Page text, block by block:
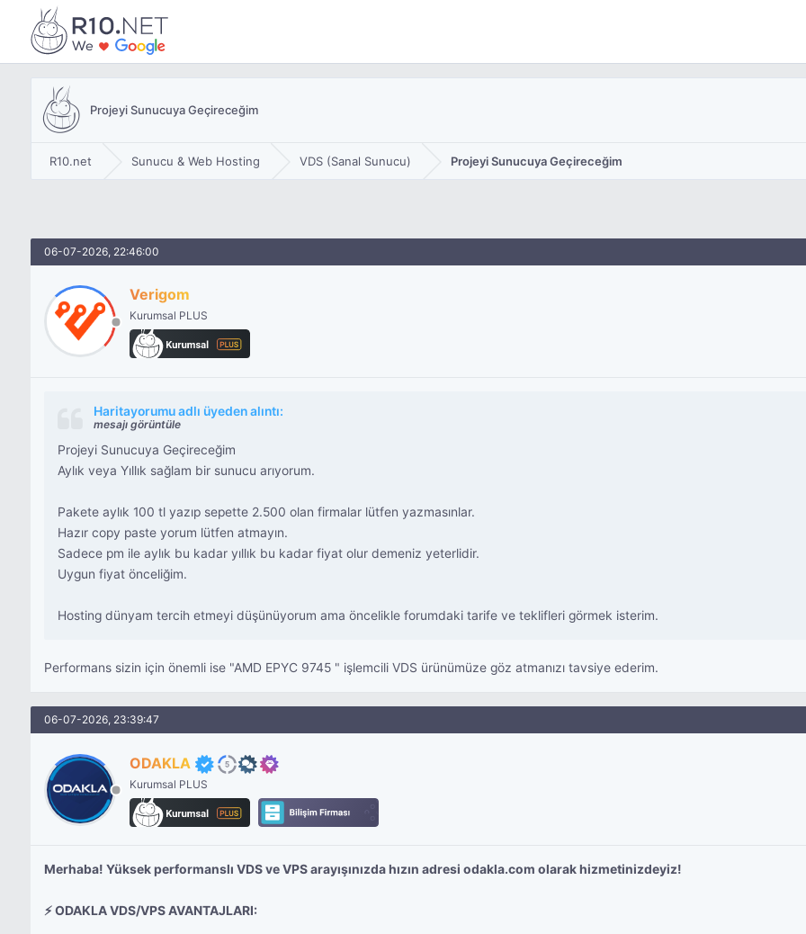
Projeyi Sunucuya Geçireceğim
R10.net Sunucu & Web Hosting VDS (Sanal Sunucu) Projeyi Sunucuya Geçireceğim
06-07-2026, 22:46:00
Verigom
Kurumsal PLUS
Haritayorumu adlı üyeden alıntı:
mesajı görüntüle
Projeyi Sunucuya Geçireceğim
Aylık veya Yıllık sağlam bir sunucu arıyorum.
Pakete aylık 100 tl yazıp sepette 2.500 olan firmalar lütfen yazmasınlar.
Hazır copy paste yorum lütfen atmayın.
Sadece pm ile aylık bu kadar yıllık bu kadar fiyat olur demeniz yeterlidir.
Uygun fiyat önceliğim.
Hosting dünyam tercih etmeyi düşünüyorum ama öncelikle forumdaki tarife ve teklifleri görmek isterim.
Performans sizin için önemli ise "AMD EPYC 9745 " işlemcili VDS ürünümüze göz atmanızı tavsiye ederim.
06-07-2026, 23:39:47
ODAKLA
Kurumsal PLUS
Merhaba! Yüksek performanslı VDS ve VPS arayışınızda hızın adresi odakla.com olarak hizmetinizdeyiz!
⚡ ODAKLA VDS/VPS AVANTAJLARI: